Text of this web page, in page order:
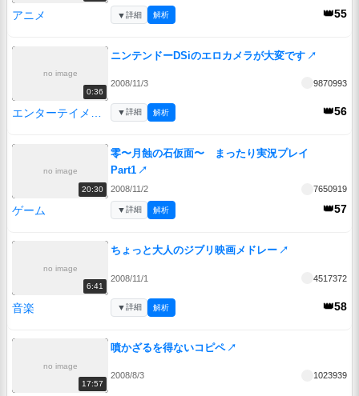
アニメ 👑55
▼詳細 解析
no image
0:36
ニンテンドーDSiのエロカメラが大変です ↗
2008/11/3 9870993
👑56
▼詳細 解析
no image
20:30
零〜月蝕の石仮面〜 まったり実況プレイ
Part1 ↗
2008/11/2 7650919
ゲーム 👑57
▼詳細 解析
no image
6:41
ちょっと大人のジブリ映画メドレー ↗
2008/11/1 4517372
音楽 👑58
▼詳細 解析
no image
17:57
噴かざるを得ないコピペ ↗
2008/8/3 1023939